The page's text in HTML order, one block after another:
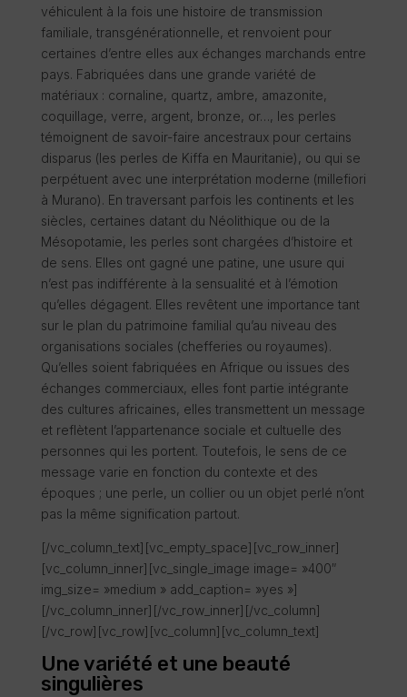
véhiculent à la fois une histoire de transmission
familiale, transgénérationnelle, et renvoient pour
certaines d’entre elles aux échanges marchands entre
pays. Fabriquées dans une grande variété de
matériaux : cornaline, quartz, ambre, amazonite,
coquillage, verre, argent, bronze, or…, les perles
témoignent de savoir-faire ancestraux pour certains
disparus (les perles de Kiffa en Mauritanie), ou qui se
perpétuent avec une interprétation moderne (millefiori
à Murano). En traversant parfois les continents et les
siècles, certaines datant du Néolithique ou de la
Mésopotamie, les perles sont chargées d’histoire et
de sens. Elles ont gagné une patine, une usure qui
n’est pas indifférente à la sensualité et à l’émotion
qu’elles dégagent. Elles revêtent une importance tant
sur le plan du patrimoine familial qu’au niveau des
organisations sociales (chefferies ou royaumes).
Qu’elles soient fabriquées en Afrique ou issues des
échanges commerciaux, elles font partie intégrante
des cultures africaines, elles transmettent un message
et reflètent l’appartenance sociale et cultuelle des
personnes qui les portent. Toutefois, le sens de ce
message varie en fonction du contexte et des
époques ; une perle, un collier ou un objet perlé n’ont
pas la même signification partout.
[/vc_column_text][vc_empty_space][vc_row_inner]
[vc_column_inner][vc_single_image image= »400″
img_size= »medium » add_caption= »yes »]
[/vc_column_inner][/vc_row_inner][/vc_column]
[/vc_row][vc_row][vc_column][vc_column_text]
Une variété et une beauté
singulières